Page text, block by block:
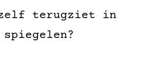
terugziet in